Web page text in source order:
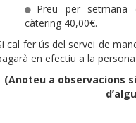
Preu per setmana
càtering 40,00€.
cal fer ús del servei de
en efectiu a la
(Anoteu a observacions